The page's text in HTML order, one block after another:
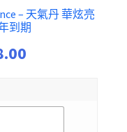
– 天氣丹 華炫亮
到期
$ 5.80